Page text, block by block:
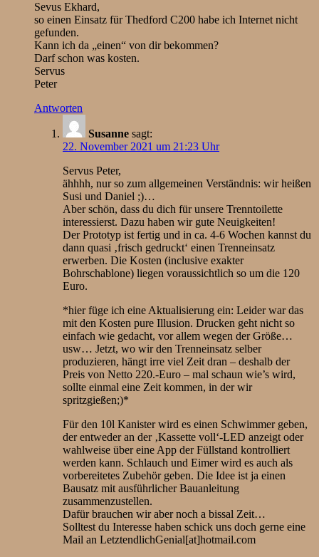
Sevus Ekhard,
so einen Einsatz für Thedford C200 habe ich Internet nicht
gefunden.
Kann ich da „einen“ von dir bekommen?
Darf schon was kosten.
Servus
Peter
Antworten
Susanne sagt:
22. November 2021 um 21:23 Uhr
Servus Peter,
ähhhh, nur so zum allgemeinen Verständnis: wir heißen
Susi und Daniel ;)…
Aber schön, dass du dich für unsere Trenntoilette
interessierst. Dazu haben wir gute Neuigkeiten!
Der Prototyp ist fertig und in ca. 4-6 Wochen kannst du
dann quasi ‚frisch gedruckt‘ einen Trenneinsatz
erwerben. Die Kosten (inclusive exakter
Bohrschablone) liegen voraussichtlich so um die 120
Euro.
*hier füge ich eine Aktualisierung ein: Leider war das
mit den Kosten pure Illusion. Drucken geht nicht so
einfach wie gedacht, vor allem wegen der Größe…
usw… Jetzt, wo wir den Trenneinsatz selber
produzieren, hängt irre viel Zeit dran – deshalb der
Preis von Netto 220.-Euro – mal schaun wie’s wird,
sollte einmal eine Zeit kommen, in der wir
spritzgießen;)*
Für den 10l Kanister wird es einen Schwimmer geben,
der entweder an der ‚Kassette voll‘-LED anzeigt oder
wahlweise über eine App der Füllstand kontrolliert
werden kann. Schlauch und Eimer wird es auch als
vorbereitetes Zubehör geben. Die Idee ist ja einen
Bausatz mit ausführlicher Bauanleitung
zusammenzustellen.
Dafür brauchen wir aber noch a bissal Zeit…
Solltest du Interesse haben schick uns doch gerne eine
Mail an LetztendlichGenial[at]hotmail.com